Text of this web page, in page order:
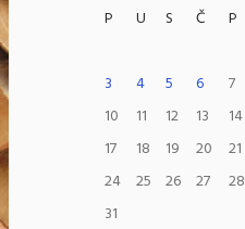
P
U S Č P
3
4 5 6 7
10
11 12 13 14
17
18 19 20 21
24
25 26 27 28
31